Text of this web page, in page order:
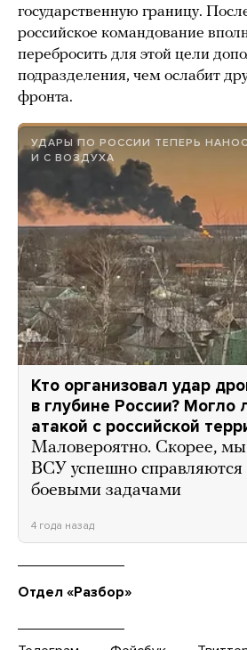
государственную границу.
российское командование
перебросить для этой цели
подразделения, чем ослабит
фронта.
УДАРЫ ПО РОССИИ ТЕПЕРЬ
И С ВОЗДУХА
Кто организовал удар
в глубине России? Могло
атакой с российской
Маловероятно. Скорее,
ВСУ успешно справляются
боевыми задачами
4 года назад
Отдел «Разбор»